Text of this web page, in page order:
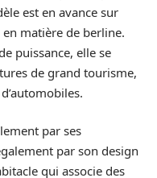
est en avance sur
matière de berline.
puissance, elle se
de grand tourisme,
par ses
par son design
qui associe des